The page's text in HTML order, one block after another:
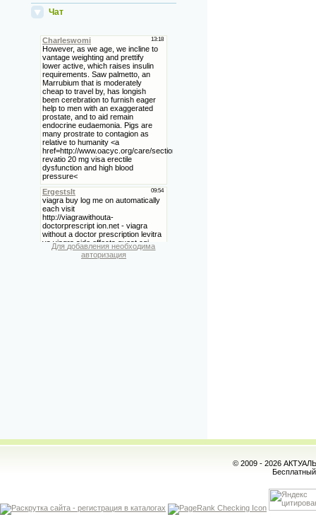
Чат
Для добавления необходима
авторизация
© 2009 - 2026